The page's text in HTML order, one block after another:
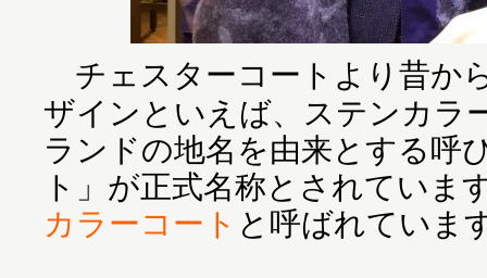
チェスターコートより昔か
ザインといえば、ステンカ
ランドの地名を由来とする呼
ト」が正式名称とされていま
カラーコート と呼ばれていま